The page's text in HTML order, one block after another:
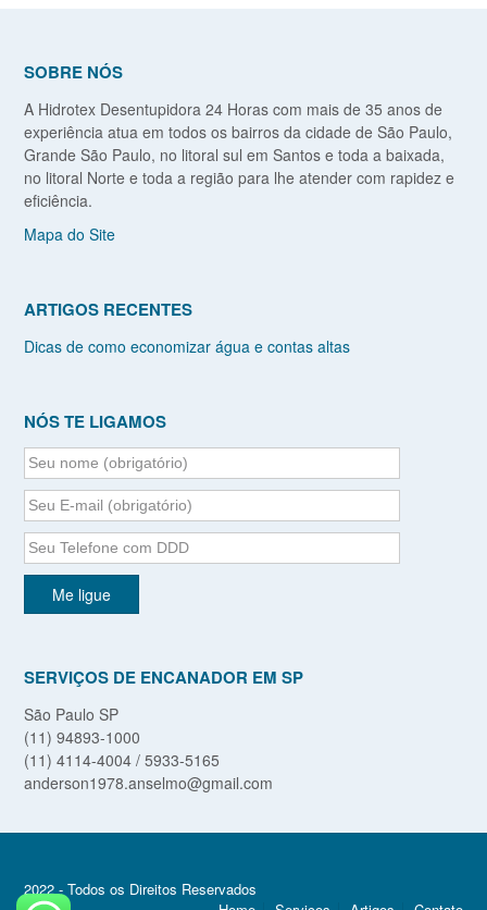
SOBRE NÓS
A Hidrotex Desentupidora 24 Horas com mais de 35 anos de
experiência atua em todos os bairros da cidade de São Paulo,
Grande São Paulo, no litoral sul em Santos e toda a baixada,
no litoral Norte e toda a região para lhe atender com rapidez e
eficiência.
Mapa do Site
ARTIGOS RECENTES
Dicas de como economizar água e contas altas
NÓS TE LIGAMOS
SERVIÇOS DE ENCANADOR EM SP
São Paulo SP
(11) 94893-1000
(11) 4114-4004 / 5933-5165
anderson1978.anselmo@gmail.com
2022 - Todos os Direitos Reservados